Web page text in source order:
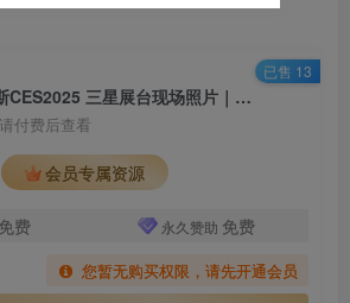
【美国】拉斯维加斯CES2025 三星展台现场照片｜JPG｜35张｜12.59M
付费后查看
会员专属资源
免费 永久赞助 免费
您暂无购买权限，请先开通会员
已售 13